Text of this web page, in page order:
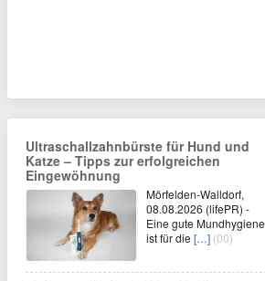
Ultraschallzahnbürste für Hund und
Katze – Tipps zur erfolgreichen
Eingewöhnung
Mörfelden-Walldorf,
08.08.2026 (lifePR) -
Eine gute Mundhygiene
ist für die […] (00)